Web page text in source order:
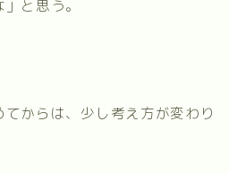
と思う。
からは、少し考え方が変わり